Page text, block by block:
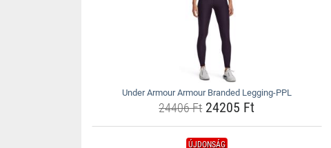
Under Armour Armour Branded Legging-PPL
24406 Ft24205 Ft
ÚJDONSÁG